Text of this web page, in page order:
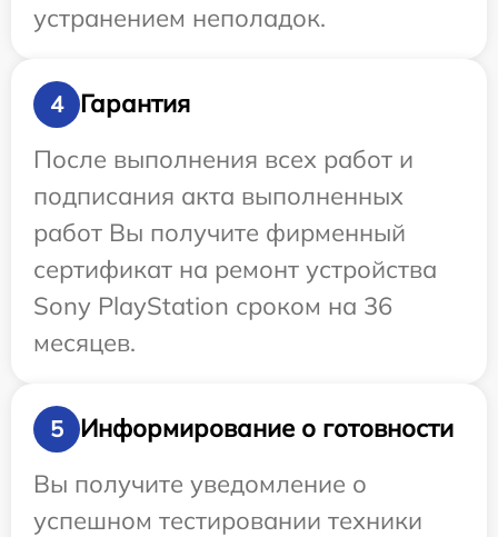
устранением неполадок.
4
Гарантия
После выполнения всех работ и
подписания акта выполненных
работ Вы получите фирменный
сертификат на ремонт устройства
Sony PlayStation сроком на 36
месяцев.
5
Информирование о готовности
Вы получите уведомление о
успешном тестировании техники